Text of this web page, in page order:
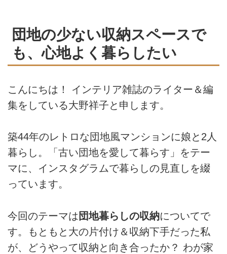
団地の少ない収納スペースで
も、心地よく暮らしたい
こんにちは！ インテリア雑誌のライター＆編
集をしている大野祥子と申します。
築44年のレトロな団地風マンションに娘と2人
暮らし。「古い団地を愛して暮らす」をテー
マに、インスタグラムで暮らしの見直しを綴
っています。
今回のテーマは 団地暮らしの収納についてで
す。もともと大の片付け＆収納下手だった私
が、どうやって収納と向き合ったか？ わが家